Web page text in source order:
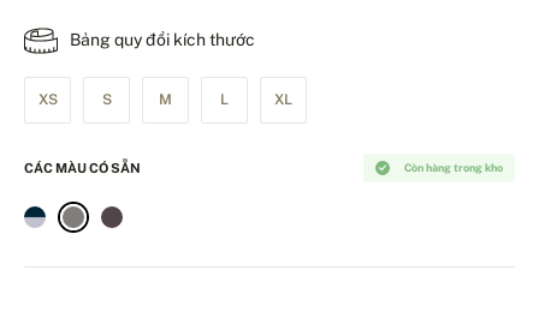
Bảng quy đổi kích thước
XS S M L XL
Còn hàng trong kho
CÁC MÀU CÓ SẴN